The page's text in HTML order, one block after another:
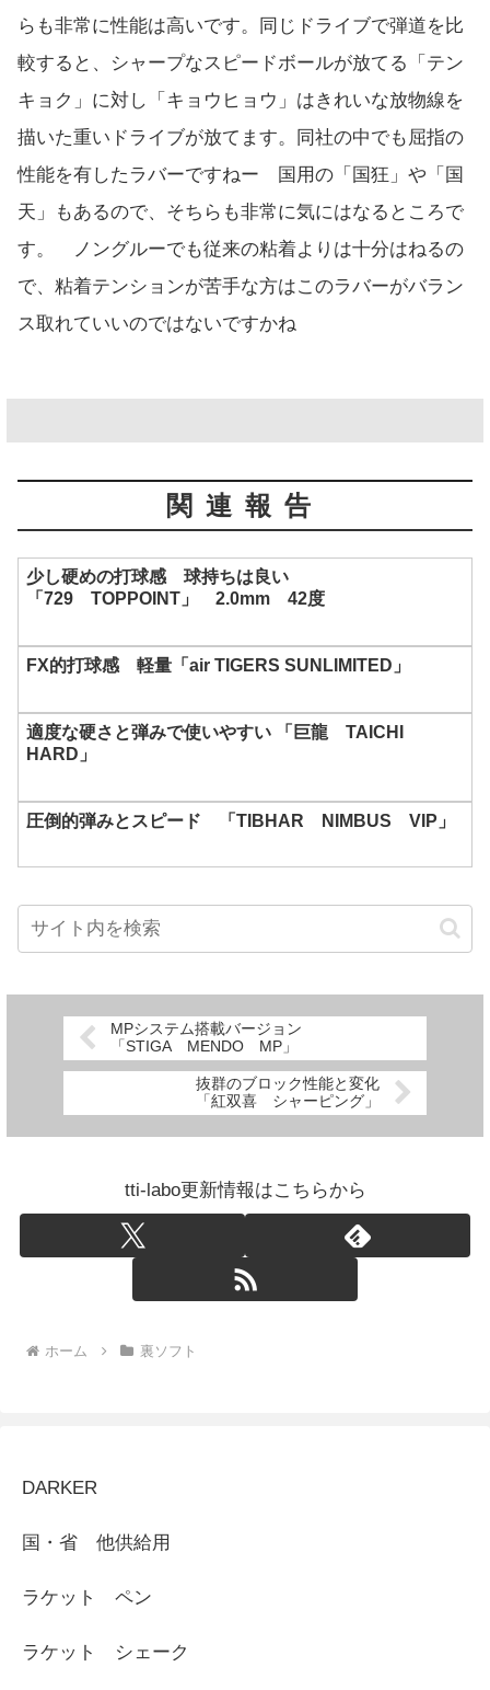
らも非常に性能は高いです。同じドライブで弾道を比
較すると、シャープなスピードボールが放てる「テン
キョク」に対し「キョウヒョウ」はきれいな放物線を
描いた重いドライブが放てます。同社の中でも屈指の
性能を有したラバーですねー 国用の「国狂」や「国
天」もあるので、そちらも非常に気にはなるところで
す。 ノングルーでも従来の粘着よりは十分はねるの
で、粘着テンションが苦手な方はこのラバーがバラン
ス取れていいのではないですかね
関連報告
少し硬めの打球感 球持ちは良い
「729 TOPPOINT」 2.0mm 42度
FX的打球感 軽量「air TIGERS SUNLIMITED」
適度な硬さと弾みで使いやすい 「巨龍 TAICHI
HARD」
圧倒的弾みとスピード 「TIBHAR NIMBUS VIP」
MPシステム搭載バージョン
「STIGA MENDO MP」
抜群のブロック性能と変化
「紅双喜 シャーピング」
tti-labo更新情報はこちらから
ホーム 裏ソフト
DARKER
国・省 他供給用
ラケット ペン
ラケット シェーク